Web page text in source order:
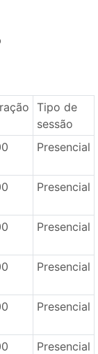
Tipo de
sessão
Presencial
Presencial
Presencial
Presencial
Presencial
Presencial